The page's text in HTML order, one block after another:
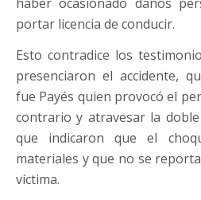
portar licencia de conducir.
Esto contradice los
presenciaron el accidente,
fue Payés quien provocó el
contrario y atravesar la
que indicaron que el
materiales y que no se
víctima.